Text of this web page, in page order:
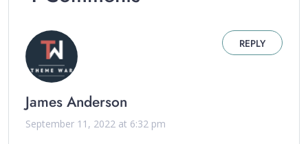
James Anderson
September 11, 2022 at 6:32 pm
REPLY